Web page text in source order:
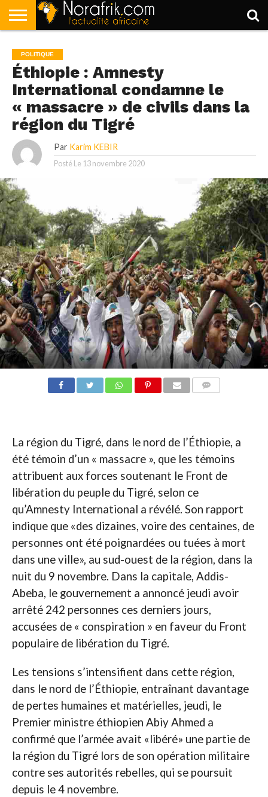
POLITIQUE
SOCIÉTÉ
ECONOMIE
SPORT
LIFESTYLE
POLITIQUE
Éthiopie : Amnesty
International condamne le
« massacre » de civils dans la
région du Tigré
Par Karim KEBIR
Posté Le 13 novembre 2020
La région du Tigré, dans le nord de l’Éthiopie, a
été témoin d’un « massacre », que les témoins
attribuent aux forces soutenant le Front de
libération du peuple du Tigré, selon ce
qu’Amnesty International a révélé. Son rapport
indique que «des dizaines, voire des centaines, de
personnes ont été poignardées ou tuées à mort
dans une ville», au sud-ouest de la région, dans la
nuit du 9 novembre. Dans la capitale, Addis-
Abeba, le gouvernement a annoncé jeudi avoir
arrêté 242 personnes ces derniers jours,
accusées de « conspiration » en faveur du Front
populaire de libération du Tigré.
Les tensions s’intensifient dans cette région,
dans le nord de l’Éthiopie, entraînant davantage
de pertes humaines et matérielles, jeudi, le
Premier ministre éthiopien Abiy Ahmed a
confirmé que l’armée avait «libéré» une partie de
la région du Tigré lors de son opération militaire
contre ses autorités rebelles, qui se poursuit
depuis le 4 novembre.